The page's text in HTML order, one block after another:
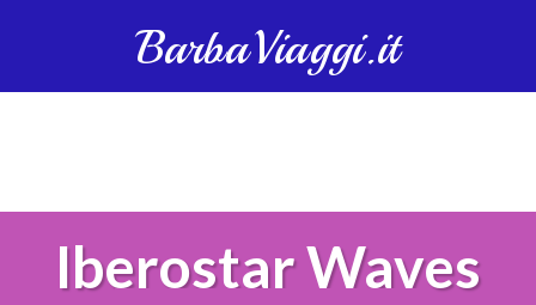
BarbaViaggi.it
Iberostar Waves